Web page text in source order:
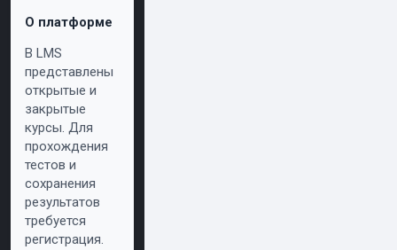
О платформе
В LMS
представлены
открытые и
закрытые
курсы. Для
прохождения
тестов и
сохранения
результатов
требуется
регистрация.